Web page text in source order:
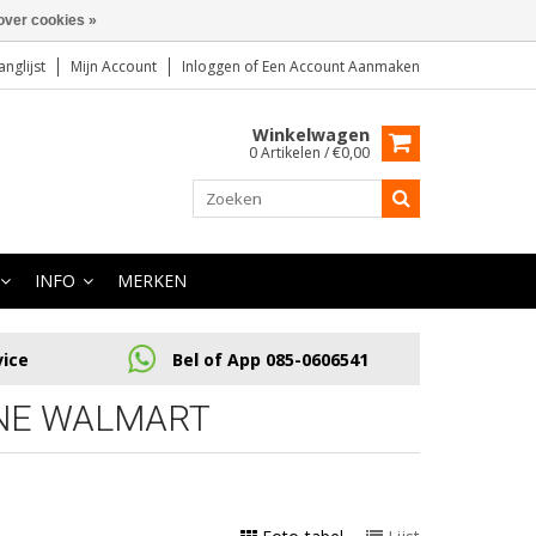
Mijn Account Inloggen of Een Account Aanmaken
Winkelwagen
0 Artikelen / €0,00
INFO MERKEN
Bel of App 085-0606541
WALMART
cookies »